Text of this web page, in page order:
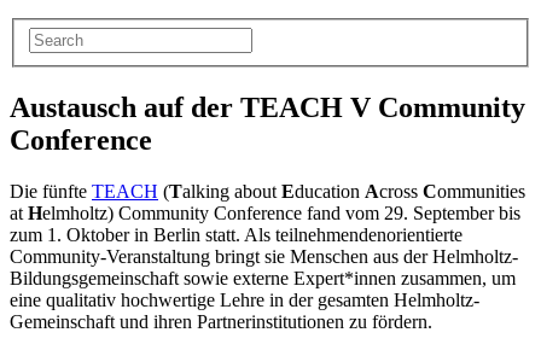
Austausch auf der TEACH V Community
Conference
Die fünfte TEACH (Talking about Education Across Communities
at Helmholtz) Community Conference fand vom 29. September bis
zum 1. Oktober in Berlin statt. Als teilnehmendenorientierte
Community-Veranstaltung bringt sie Menschen aus der Helmholtz-
Bildungsgemeinschaft sowie externe Expert*innen zusammen, um
eine qualitativ hochwertige Lehre in der gesamten Helmholtz-
Gemeinschaft und ihren Partnerinstitutionen zu fördern.